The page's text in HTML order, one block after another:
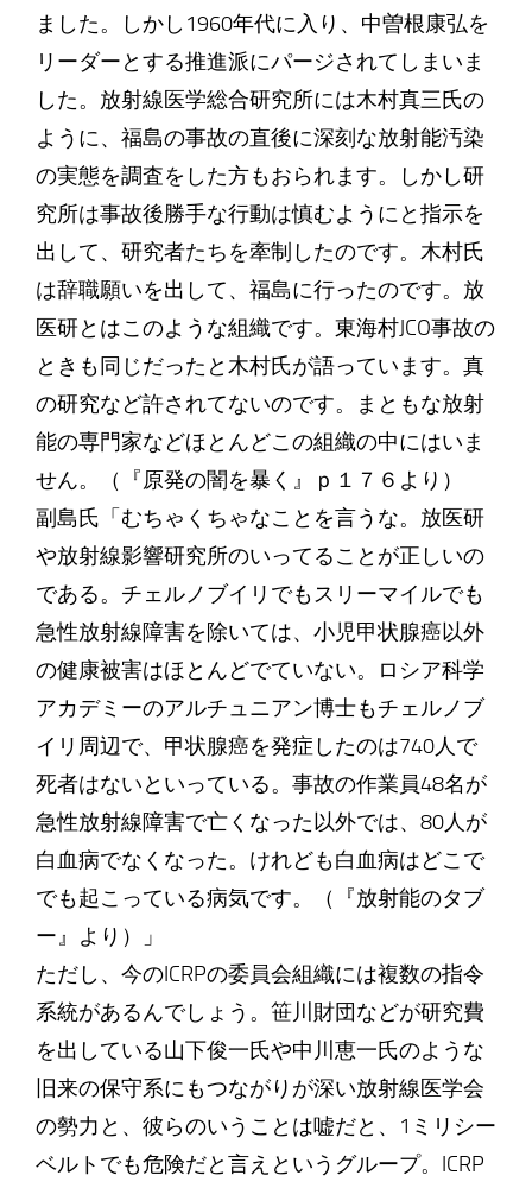
ました。しかし1960年代に入り、中曽根康弘を
リーダーとする推進派にパージされてしまいま
した。放射線医学総合研究所には木村真三氏の
ように、福島の事故の直後に深刻な放射能汚染
の実態を調査をした方もおられます。しかし研
究所は事故後勝手な行動は慎むようにと指示を
出して、研究者たちを牽制したのです。木村氏
は辞職願いを出して、福島に行ったのです。放
医研とはこのような組織です。東海村JCO事故の
ときも同じだったと木村氏が語っています。真
の研究など許されてないのです。まともな放射
能の専門家などほとんどこの組織の中にはいま
せん。（『原発の闇を暴く』ｐ１７６より）
副島氏「むちゃくちゃなことを言うな。放医研
や放射線影響研究所のいってることが正しいの
である。チェルノブイリでもスリーマイルでも
急性放射線障害を除いては、小児甲状腺癌以外
の健康被害はほとんどでていない。ロシア科学
アカデミーのアルチュニアン博士もチェルノブ
イリ周辺で、甲状腺癌を発症したのは740人で
死者はないといっている。事故の作業員48名が
急性放射線障害で亡くなった以外では、80人が
白血病でなくなった。けれども白血病はどこで
でも起こっている病気です。（『放射能のタブ
ー』より）」
ただし、今のICRPの委員会組織には複数の指令
系統があるんでしょう。笹川財団などが研究費
を出している山下俊一氏や中川恵一氏のような
旧来の保守系にもつながりが深い放射線医学会
の勢力と、彼らのいうことは嘘だと、1ミリシー
ベルトでも危険だと言えというグループ。ICRP